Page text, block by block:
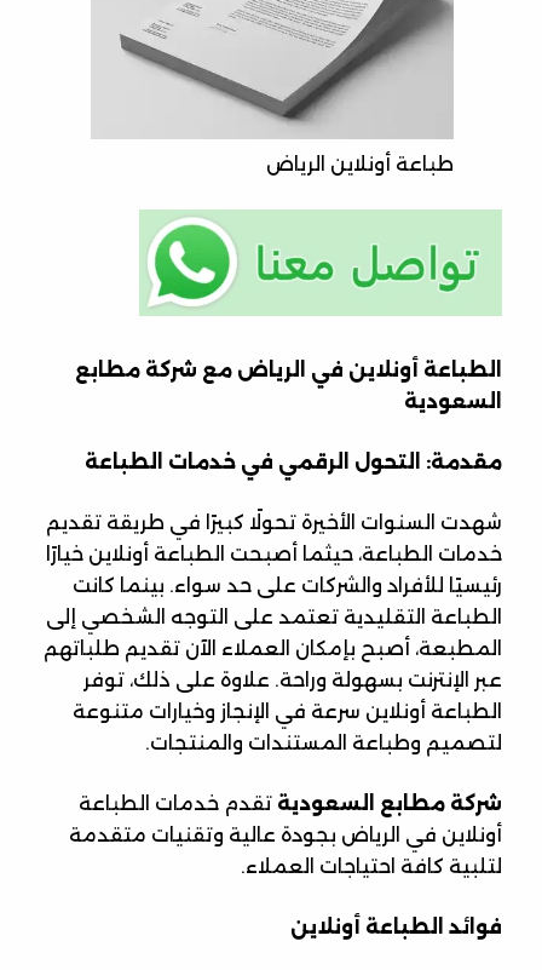
طباعة أونلاين الرياض
الطباعة أونلاين في الرياض مع شركة مطابع
السعودية
مقدمة: التحول الرقمي في خدمات الطباعة
شهدت السنوات الأخيرة تحولًا كبيرًا في طريقة تقديم
خدمات الطباعة، حيثما أصبحت الطباعة أونلاين خيارًا
رئيسيًا للأفراد والشركات على حد سواء. بينما كانت
الطباعة التقليدية تعتمد على التوجه الشخصي إلى
المطبعة، أصبح بإمكان العملاء الآن تقديم طلباتهم
عبر الإنترنت بسهولة وراحة. علاوة على ذلك، توفر
الطباعة أونلاين سرعة في الإنجاز وخيارات متنوعة
لتصميم وطباعة المستندات والمنتجات.
شركة مطابع السعودية تقدم خدمات الطباعة
أونلاين في الرياض بجودة عالية وتقنيات متقدمة
لتلبية كافة احتياجات العملاء.
فوائد الطباعة أونلاين